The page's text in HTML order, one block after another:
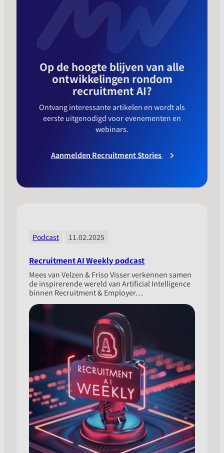
Op de hoogte blijven van alle
ontwikkelingen rondom
recruitment AI?
Ontvang interessante artikelen en wordt als
eerste uitgenodigd voor evenementen en
webinars.
Aanmelden Recruitment Stories
Podcast 11.02.2025
Recruitment AI Weekly podcast
Mees van Velzen & Friso Visser verkennen samen
de inspirerende wereld van Artificial Intelligence
binnen Recruitment & Employer…